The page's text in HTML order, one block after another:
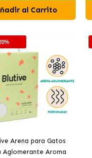
al Carrito
Arena para Gatos
Aglomerante Aroma